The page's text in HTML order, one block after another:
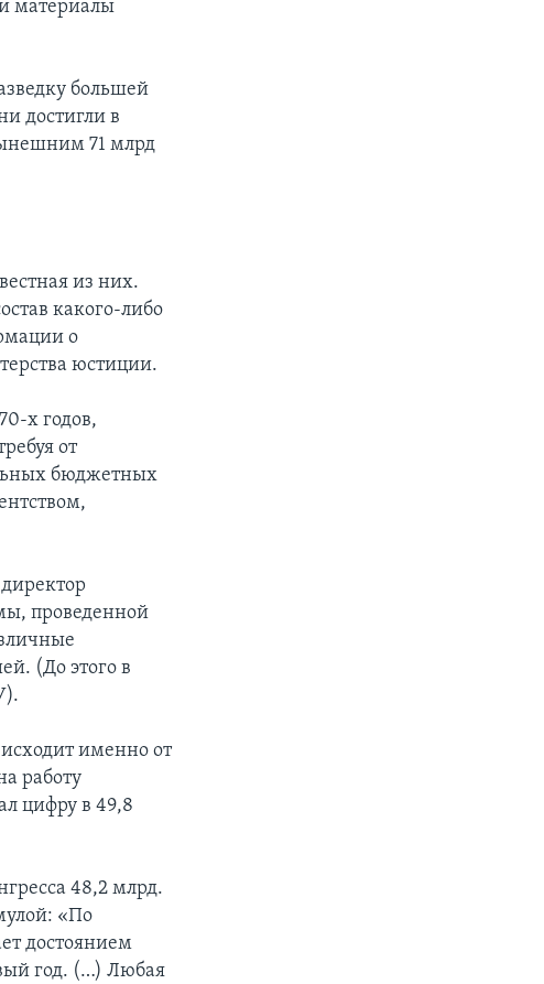
материалы
большей
достигли в
71 млрд
из них.
какого-либо
о
юстиции.
х годов,
от
бюджетных
проведенной
(До этого в
именно от
работу
цифру в 49,8
48,2 млрд.
«По
достоянием
год. (…) Любая